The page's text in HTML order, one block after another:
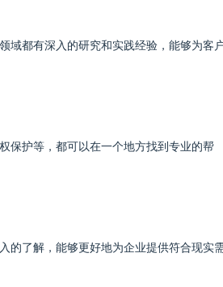
域都有深入的研究和实践经验，能够为客
保护等，都可以在一个地方找到专业的帮
的了解，能够更好地为企业提供符合现实